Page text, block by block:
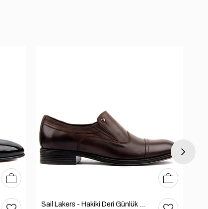
4041
Sail Lakers - Hakiki Deri Günlük Ayakkabı 101-3481-686
4142